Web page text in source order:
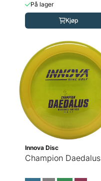
På lager
Kjøp
Innova Disc
Champion Daedalus